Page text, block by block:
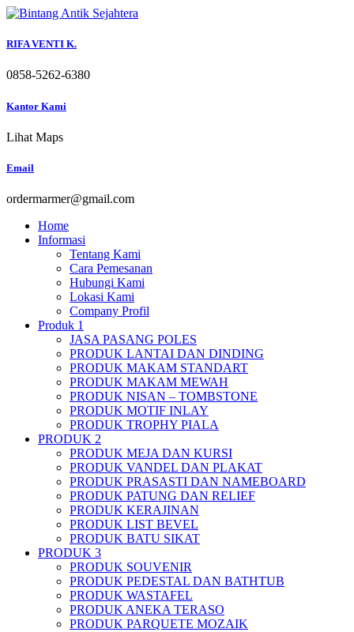
Skip
content
RIFA VENTI K.
0858-5262-6380
Kantor Kami
Lihat Maps
Email
ordermarmer@gmail.com
Home
Informasi
Tentang Kami
Cara Pemesanan
Hubungi Kami
Lokasi Kami
Company Profil
Produk 1
JASA PASANG POLES
PRODUK LANTAI DAN DINDING
PRODUK MAKAM STANDART
PRODUK MAKAM MEWAH
PRODUK NISAN – TOMBSTONE
PRODUK MOTIF INLAY
PRODUK TROPHY PIALA
PRODUK 2
PRODUK MEJA DAN KURSI
PRODUK VANDEL DAN PLAKAT
PRODUK PRASASTI DAN NAMEBOARD
PRODUK PATUNG DAN RELIEF
PRODUK KERAJINAN
PRODUK LIST BEVEL
PRODUK BATU SIKAT
PRODUK 3
PRODUK SOUVENIR
PRODUK PEDESTAL DAN BATHTUB
PRODUK WASTAFEL
PRODUK ANEKA TERASO
PRODUK PARQUETE MOZAIK